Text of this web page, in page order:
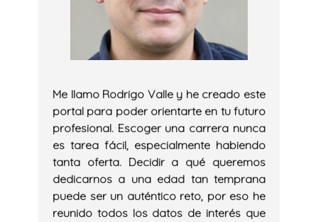
Me llamo Rodrigo Valle y he creado este
portal para poder orientarte en tu futuro
profesional. Escoger una carrera nunca
es tarea fácil, especialmente habiendo
tanta oferta. Decidir a qué queremos
dedicarnos a una edad tan temprana
puede ser un auténtico reto, por eso he
reunido todos los datos de interés que